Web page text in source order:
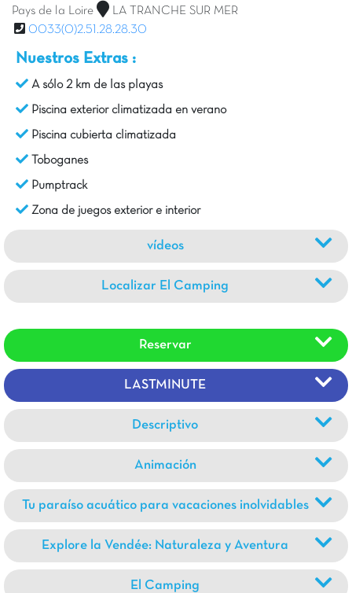
Pays de la Loire
LA TRANCHE SUR MER
0033(0)2.51.28.28.30
Nuestros Extras :
A sólo 2 km de las playas
Piscina exterior climatizada en verano
Piscina cubierta climatizada
Toboganes
Pumptrack
Zona de juegos exterior e interior
vídeos
Localizar El Camping
Reservar
LASTMINUTE
Descriptivo
Animación
Tu paraíso acuático para vacaciones inolvidables
Explore la Vendée: Naturaleza y Aventura
El Camping